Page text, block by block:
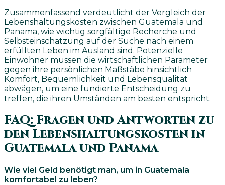
Zusammenfassend verdeutlicht der Vergleich der
Lebenshaltungskosten zwischen Guatemala und
Panama, wie wichtig sorgfältige Recherche und
Selbsteinschätzung auf der Suche nach einem
erfüllten Leben im Ausland sind. Potenzielle
Einwohner müssen die wirtschaftlichen Parameter
gegen ihre persönlichen Maßstäbe hinsichtlich
Komfort, Bequemlichkeit und Lebensqualität
abwägen, um eine fundierte Entscheidung zu
treffen, die ihren Umständen am besten entspricht.
FAQ: Fragen und Antworten zu
den Lebenshaltungskosten in
Guatemala und Panama
Wie viel Geld benötigt man, um in Guatemala
komfortabel zu leben?